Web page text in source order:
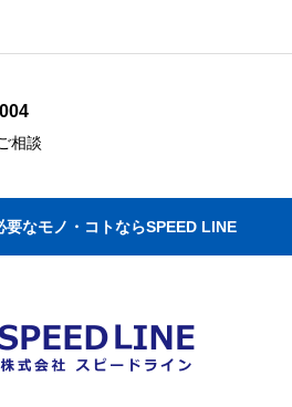
相談
要なモノ・コトならSPEED LINE